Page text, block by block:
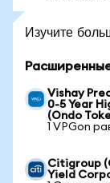
Изучите
Vishay
0-5 Year
(Ondo
1 VPGon
Citigroup
Yield